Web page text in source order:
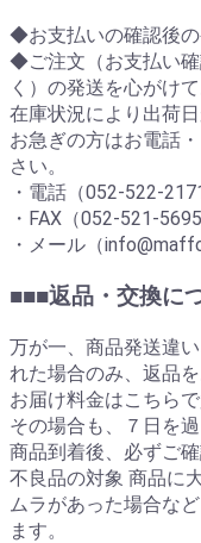
◆お支払いの確認後の
◆ご注文（お支払い
く）の発送を心がけて
在庫状況により出荷
お急ぎの方はお電話
さい。
・電話（052-522-2171
・FAX（052-521-5695
・メール（
■■■返品・交換に
万が一、商品発送違
れた場合のみ、返品を
お届け料金はこちら
その場合も、７日を
商品到着後、必ずご確
不良品の対象 商品に
ムラがあった場合な
ます。